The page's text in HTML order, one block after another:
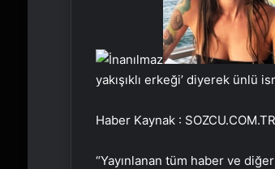
yakışıklı erkeği’ diyerek ünlü
Haber Kaynak : SOZCU.COM.TR
“Yayınlanan tüm haber ve